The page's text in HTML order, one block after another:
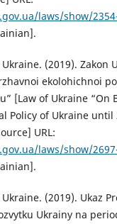
laws/show/
(2019). Zakon
ekolohichnoi
[Law of Ukraine “On
Policy of Ukraine until
URL:
laws/show/
(2019). Ukaz
Ukrainy na